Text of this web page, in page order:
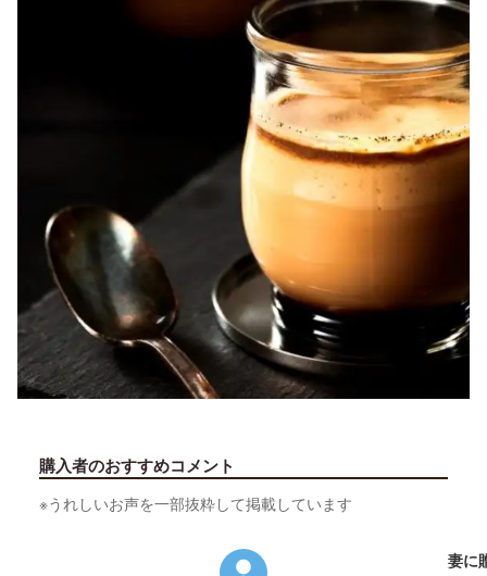
購入者のおすすめコメント
※うれしいお声を一部抜粋して掲載しています
妻に